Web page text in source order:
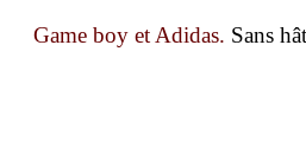
Game boy et Adidas. Sans